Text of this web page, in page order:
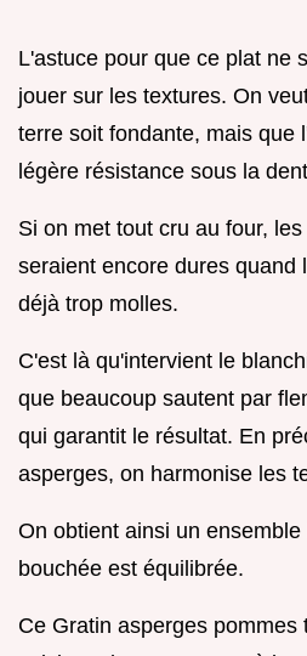
L'astuce pour que ce plat ne
jouer sur les textures. On
terre soit fondante, mais que
légère résistance sous la
Si on met tout cru au four,
seraient encore dures quand
déjà trop molles.
C'est là qu'intervient le
que beaucoup sautent par
qui garantit le résultat. En
asperges, on harmonise les
On obtient ainsi un
bouchée est équilibrée.
Ce Gratin asperges pommes